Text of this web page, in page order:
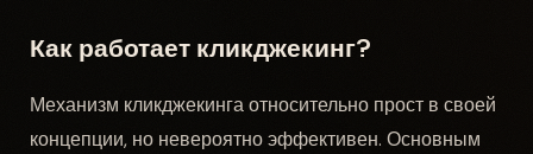
Как работает кликджекинг?
Механизм кликджекинга относительно прост в своей
концепции, но невероятно эффективен. Основным